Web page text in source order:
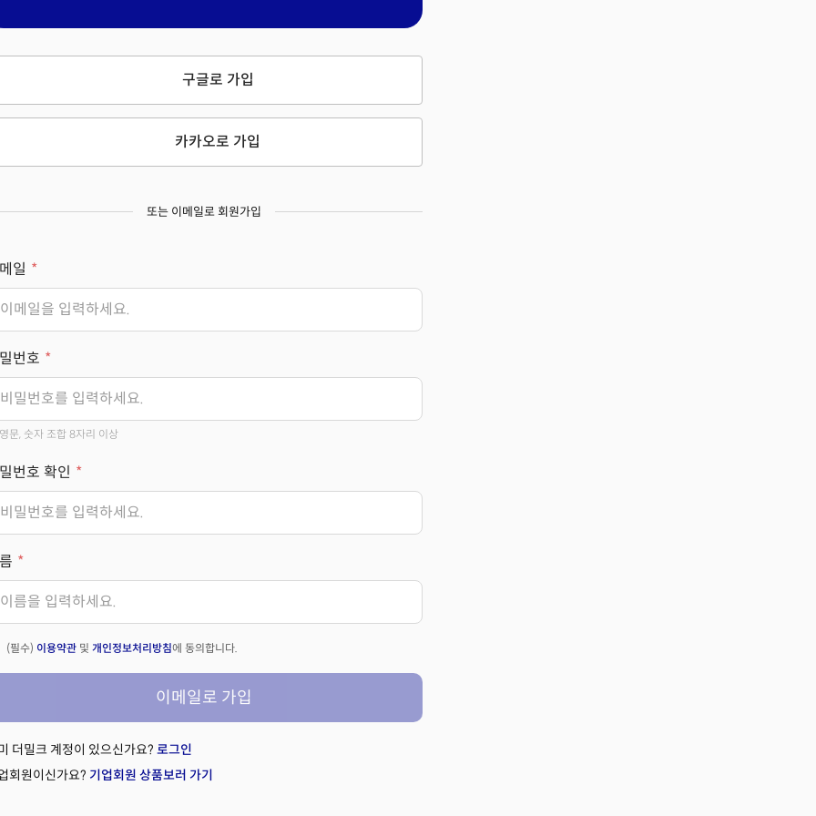
구글로 가입
카카오로 가입
또는 이메일로 회원가입
일
번호
영문, 숫자 조합 8자리 이상
번호 확인
(필수) 이용약관 및 개인정보처리방침에 동의합니다.
이메일로 가입
더밀크 계정이 있으신가요? 로그인
회원이신가요? 기업회원 상품보러 가기